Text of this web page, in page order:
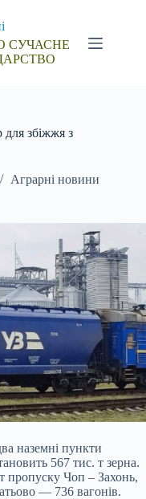
СУЧАСНЕ
збіжжя з
Аграрні новини
наземні пункти
567 тис. т зерна.
пропуску Чоп – Захонь,
— 736 вагонів.